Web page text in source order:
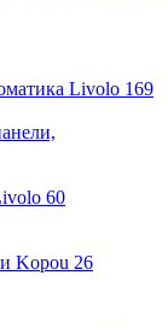
Livolo 169
60
Kopou 26